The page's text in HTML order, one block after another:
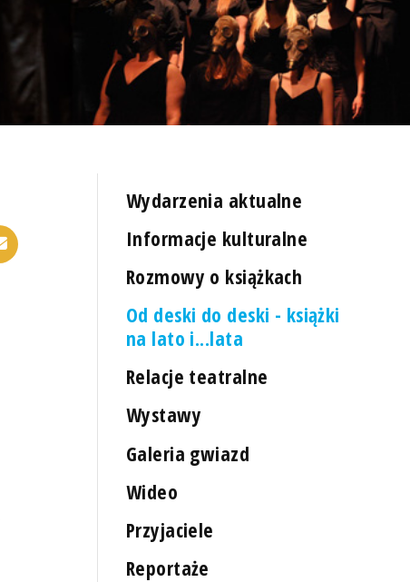
Wydarzenia aktualne
Informacje kulturalne
Rozmowy o książkach
Od deski do deski - książki
na lato i...lata
Relacje teatralne
Wystawy
Galeria gwiazd
Wideo
Przyjaciele
Reportaże